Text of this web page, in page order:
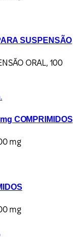
SUSPENSÃO
ORAL, 100
COMPRIMIDOS
mg
mg